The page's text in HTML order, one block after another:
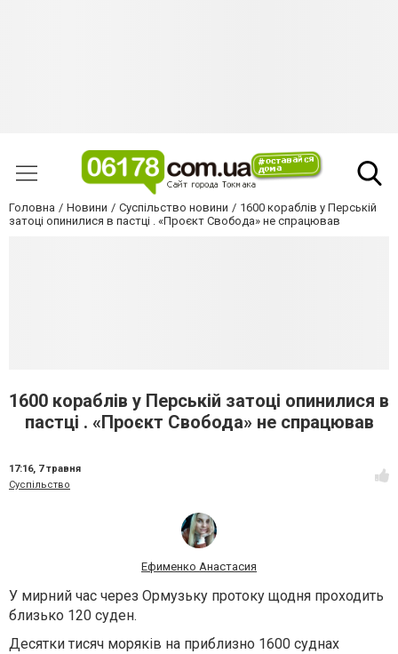
Головна Новини Суспільство новини
1600 кораблів у Перській
затоці опинилися в пастці . «Проєкт Свобода» не спрацював
1600 кораблів у Перській затоці опинилися в
пастці . «Проєкт Свобода» не спрацював
17:16, 7 травня
Суспільство
Ефименко Анастасия
У мирний час через Ормузьку протоку щодня проходить
близько 120 суден.
Десятки тисяч моряків на приблизно 1600 суднах